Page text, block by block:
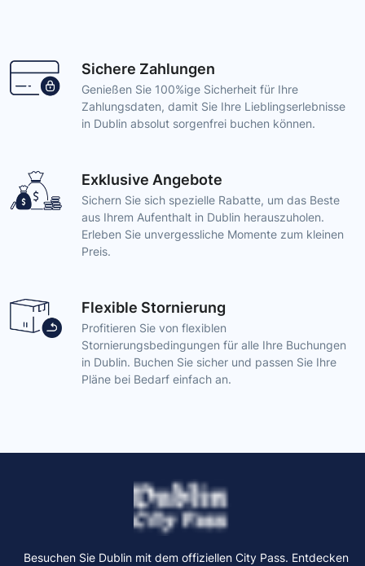
Sichere Zahlungen
Genießen Sie 100%ige Sicherheit für Ihre
Zahlungsdaten, damit Sie Ihre Lieblingserlebnisse
in Dublin absolut sorgenfrei buchen können.
Exklusive Angebote
Sichern Sie sich spezielle Rabatte, um das Beste
aus Ihrem Aufenthalt in Dublin herauszuholen.
Erleben Sie unvergessliche Momente zum kleinen
Preis.
Flexible Stornierung
Profitieren Sie von flexiblen
Stornierungsbedingungen für alle Ihre Buchungen
in Dublin. Buchen Sie sicher und passen Sie Ihre
Pläne bei Bedarf einfach an.
Besuchen Sie Dublin mit dem offiziellen City Pass. Entdecken